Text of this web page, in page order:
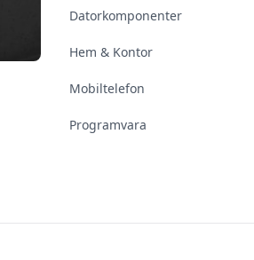
Datorkomponenter
Hem & Kontor
Mobiltelefon
Programvara